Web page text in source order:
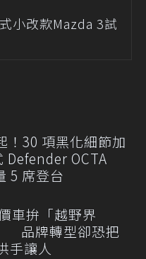
小改款Mazda 3試
！30 項黑化細節加
Defender OCTA
5 席登台
車拚「越野界
品牌轉型卻恐把
手讓人